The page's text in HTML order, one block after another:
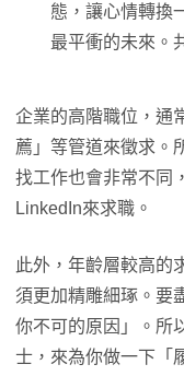
態，讓心情轉換
最平衝的未來。
企業的高階職位，通
薦」等管道來徵求。
找工作也會非常不同
LinkedIn來求職。
此外，年齡層較高的
須更加精雕細琢。要
你不可的原因」。所
士，來為你做一下「